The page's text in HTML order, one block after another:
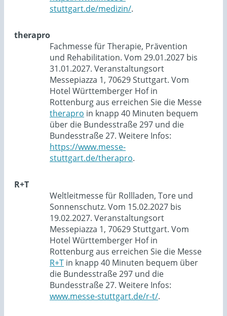
stuttgart.de/medizin/.
therapro
Fachmesse für Therapie, Prävention
und Rehabilitation. Vom 29.01.2027 bis
31.01.2027. Veranstaltungsort
Messepiazza 1, 70629 Stuttgart. Vom
Hotel Württemberger Hof in
Rottenburg aus erreichen Sie die Messe
therapro in knapp 40 Minuten bequem
über die Bundesstraße 297 und die
Bundesstraße 27. Weitere Infos:
https://www.messe-
stuttgart.de/therapro.
R+T
Weltleitmesse für Rollladen, Tore und
Sonnenschutz. Vom 15.02.2027 bis
19.02.2027. Veranstaltungsort
Messepiazza 1, 70629 Stuttgart. Vom
Hotel Württemberger Hof in
Rottenburg aus erreichen Sie die Messe
R+T in knapp 40 Minuten bequem über
die Bundesstraße 297 und die
Bundesstraße 27. Weitere Infos:
www.messe-stuttgart.de/r-t/.